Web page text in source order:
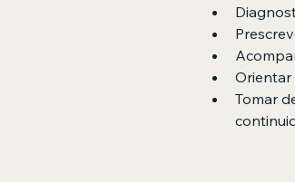
Orientar
Tomar